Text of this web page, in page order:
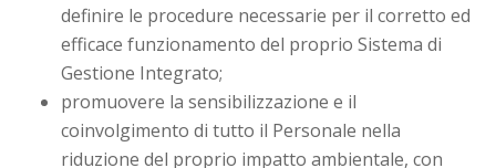
definire le procedure necessarie per il corretto ed
efficace funzionamento del proprio Sistema di
Gestione Integrato;
promuovere la sensibilizzazione e il
coinvolgimento di tutto il Personale nella
riduzione del proprio impatto ambientale, con